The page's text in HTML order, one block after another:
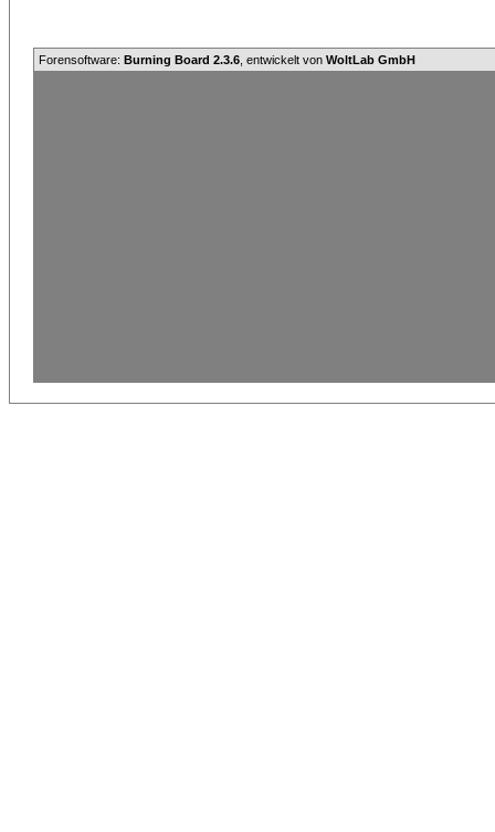
Forensoftware: Burning Board 2.3.6 , entwickelt von WoltLab GmbH